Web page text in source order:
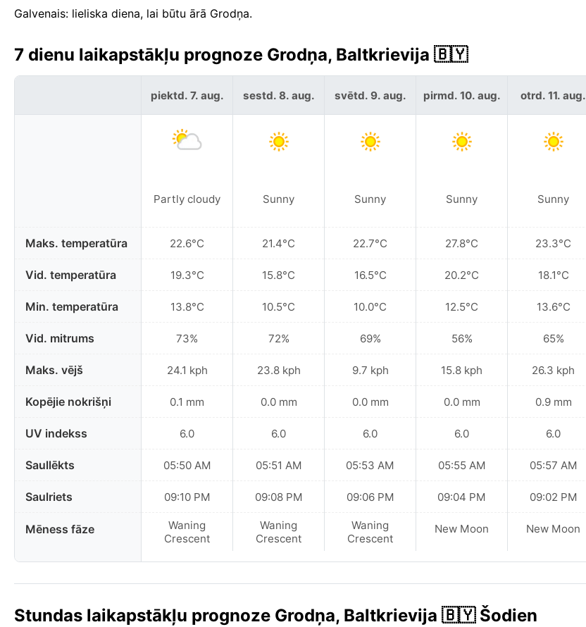
Galvenais: lieliska diena, lai būtu ārā Grodņa.
7 dienu laikapstākļu prognoze Grodņa, Baltkrievija 🇧🇾
Maks. temperatūra
Vid. temperatūra
Min. temperatūra
Vid. mitrums
Maks. vējš
Kopējie nokrišņi
UV indekss
Saullēkts
Saulriets
Mēness fāze
piektd. 7. aug.
Partly cloudy
22.6°C
19.3°C
13.8°C
73%
24.1 kph
0.1 mm
6.0
05:50 AM
09:10 PM
Waning
Crescent
sestd. 8. aug.
Sunny
21.4°C
15.8°C
10.5°C
72%
23.8 kph
0.0 mm
6.0
05:51 AM
09:08 PM
Waning
Crescent
svētd. 9. aug.
Sunny
22.7°C
16.5°C
10.0°C
69%
9.7 kph
0.0 mm
6.0
05:53 AM
09:06 PM
Waning
Crescent
pirmd. 10. aug.
Sunny
27.8°C
20.2°C
12.5°C
56%
15.8 kph
0.0 mm
6.0
05:55 AM
09:04 PM
New Moon
otrd. 11. aug.
Sunny
23.3°C
18.1°C
13.6°C
65%
26.3 kph
0.9 mm
6.0
05:57 AM
09:02 PM
New Moon
Stundas laikapstākļu prognoze Grodņa, Baltkrievija 🇧🇾 Šodien